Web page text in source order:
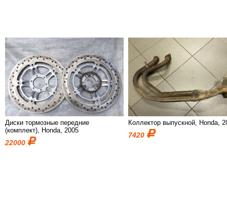
Диски тормозные передние
(комплект), Honda, 2005
22000
Коллектор выпускной, Honda,
7420